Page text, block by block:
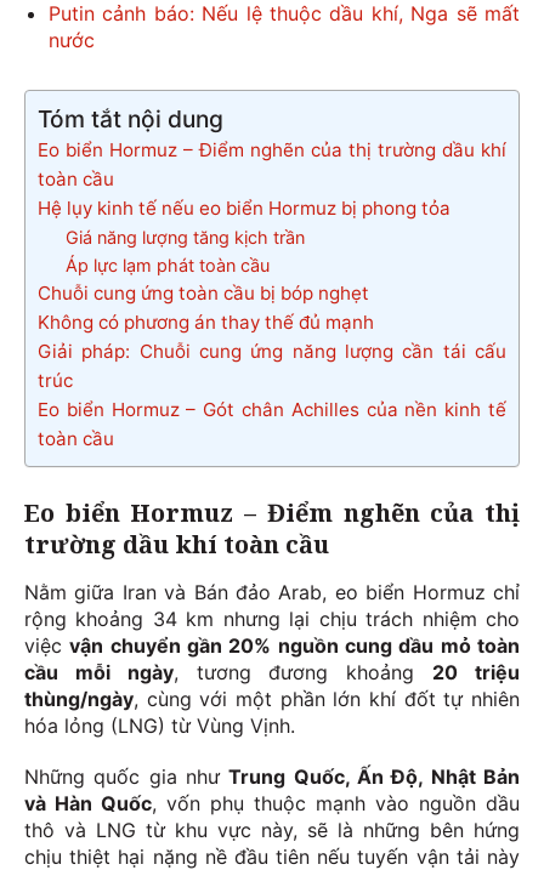
Putin cảnh báo: Nếu lệ thuộc dầu khí, Nga sẽ mất
nước
Tóm tắt nội dung
Eo biển Hormuz – Điểm nghẽn của thị trường dầu khí
toàn cầu
Hệ lụy kinh tế nếu eo biển Hormuz bị phong tỏa
Giá năng lượng tăng kịch trần
Áp lực lạm phát toàn cầu
Chuỗi cung ứng toàn cầu bị bóp nghẹt
Không có phương án thay thế đủ mạnh
Giải pháp: Chuỗi cung ứng năng lượng cần tái cấu
trúc
Eo biển Hormuz – Gót chân Achilles của nền kinh tế
toàn cầu
Eo biển Hormuz – Điểm nghẽn của thị
trường dầu khí toàn cầu
Nằm giữa Iran và Bán đảo Arab, eo biển Hormuz chỉ
rộng khoảng 34 km nhưng lại chịu trách nhiệm cho
việcvận chuyển gần 20% nguồn cung dầu mỏ toàn
cầu mỗi ngày, tương đương khoảng 20 triệu
thùng/ngày, cùng với một phần lớn khí đốt tự nhiên
hóa lỏng (LNG) từ Vùng Vịnh.
Những quốc gia nhưTrung Quốc, Ấn Độ, Nhật Bản
và Hàn Quốc, vốn phụ thuộc mạnh vào nguồn dầu
thô và LNG từ khu vực này, sẽ là những bên hứng
chịu thiệt hại nặng nề đầu tiên nếu tuyến vận tải này